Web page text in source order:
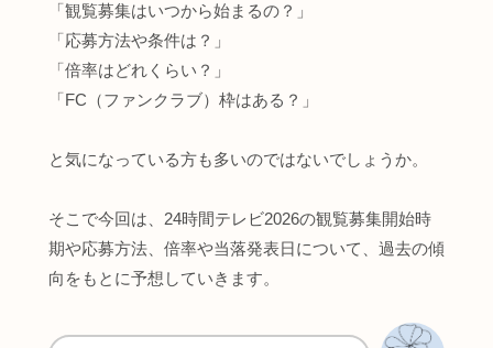
「観覧募集はいつから始まるの？」
「応募方法や条件は？」
「倍率はどれくらい？」
「FC（ファンクラブ）枠はある？」
と気になっている方も多いのではないでしょうか。
そこで今回は、24時間テレビ2026の観覧募集開始時
期や応募方法、倍率や当落発表日について、過去の傾
向をもとに予想していきます。